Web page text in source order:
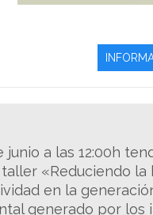
junio a las 12:00h
«Reduciendo
en la
generado por los